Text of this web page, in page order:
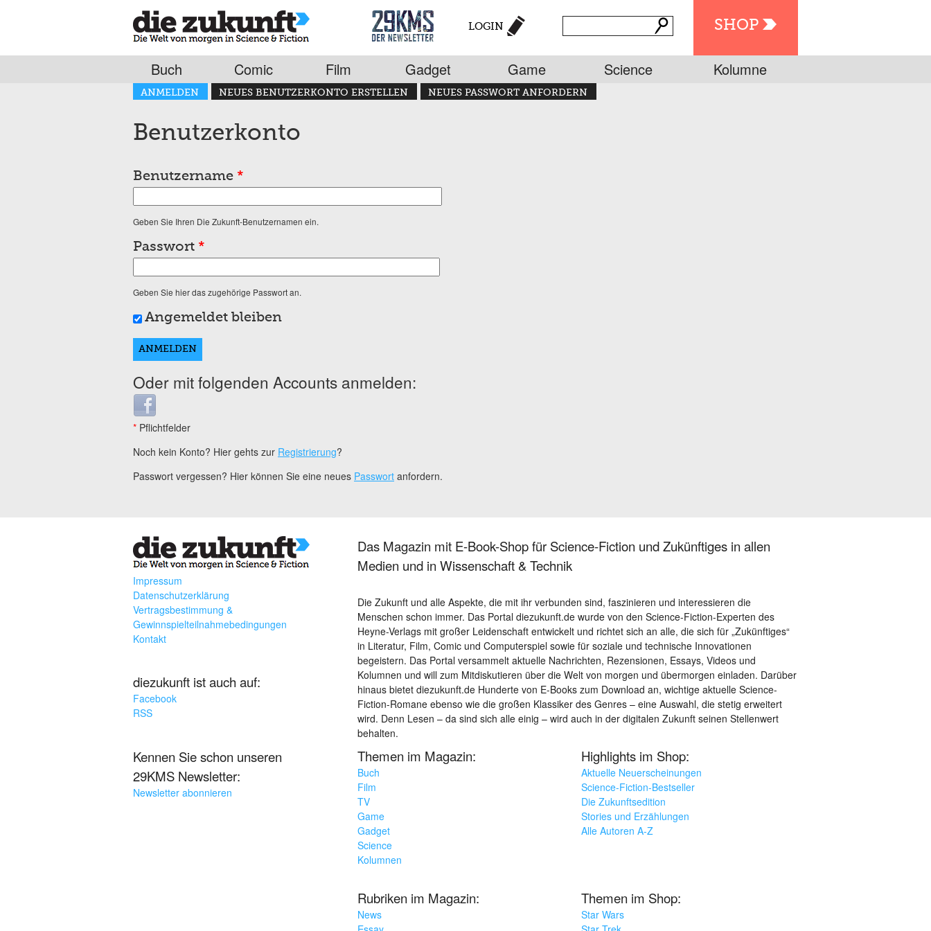
SHOP
LOGIN
Buch Comic Film Gadget Game Science Kolumne
Haupt-Reiter
ANMELDEN
(AKTIVER REITER)
NEUES BENUTZERKONTO ERSTELLEN NEUES PASSWORT ANFORDERN
Benutzerkonto
Benutzername *
Geben Sie Ihren Die Zukunft-Benutzernamen ein.
Passwort *
Geben Sie hier das zugehörige Passwort an.
Angemeldet bleiben
Oder mit folgenden Accounts anmelden:
Login with Facebook
* Pflichtfelder
Noch kein Konto? Hier gehts zur Registrierung?
Passwort vergessen? Hier können Sie eine neues Passwort anfordern.
Impressum
Datenschutzerklärung
Vertragsbestimmung &
Gewinnspielteilnahmebedingungen
Kontakt
diezukunft ist auch auf:
Facebook
RSS
Kennen Sie schon unseren
29KMS Newsletter:
Newsletter abonnieren
Das Magazin mit E-Book-Shop für Science-Fiction und Zukünftiges in allen
Medien und in Wissenschaft & Technik
Die Zukunft und alle Aspekte, die mit ihr verbunden sind, faszinieren und interessieren die
Menschen schon immer. Das Portal diezukunft.de wurde von den Science-Fiction-Experten des
Heyne-Verlags mit großer Leidenschaft entwickelt und richtet sich an alle, die sich für „Zukünftiges“
in Literatur, Film, Comic und Computerspiel sowie für soziale und technische Innovationen
begeistern. Das Portal versammelt aktuelle Nachrichten, Rezensionen, Essays, Videos und
Kolumnen und will zum Mitdiskutieren über die Welt von morgen und übermorgen einladen. Darüber
hinaus bietet diezukunft.de Hunderte von E-Books zum Download an, wichtige aktuelle Science-
Fiction-Romane ebenso wie die großen Klassiker des Genres – eine Auswahl, die stetig erweitert
wird. Denn Lesen – da sind sich alle einig – wird auch in der digitalen Zukunft seinen Stellenwert
behalten.
Themen im Magazin:
Buch
Film
TV
Game
Gadget
Science
Kolumnen
Highlights im Shop:
Aktuelle Neuerscheinungen
Science-Fiction-Bestseller
Die Zukunftsedition
Stories und Erzählungen
Alle Autoren A-Z
Rubriken im Magazin:
News
Themen im Shop:
Star Wars